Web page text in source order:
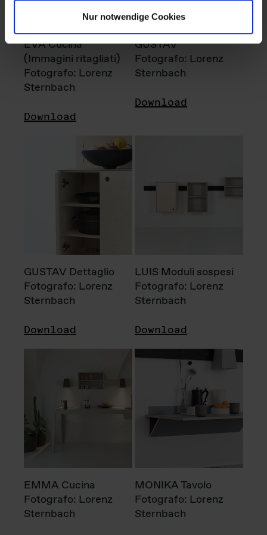
Nur notwendige Cookies
EVA Cucina
(Immagini ritagliati)
Fotografo: Lorenz
Sternbach
Download
GUSTAV
Fotografo: Lorenz
Sternbach
Download
GUSTAV Dettaglio
Fotografo: Lorenz
Sternbach
Download
LUIS Moduli sospesi
Fotografo: Lorenz
Sternbach
Download
EMMA Cucina
Fotografo: Lorenz
Sternbach
MONIKA Tavolo
Fotografo: Lorenz
Sternbach